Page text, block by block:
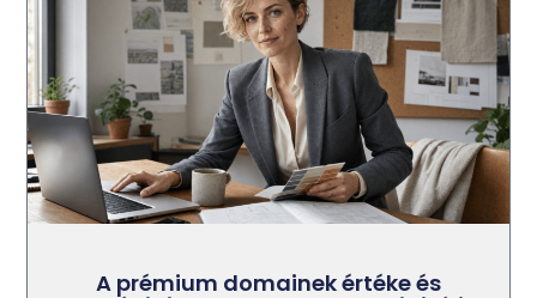
A prémium domainek értéke és